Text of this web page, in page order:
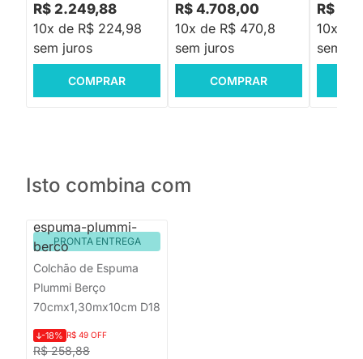
R$ 2.249,88
10x de R$ 224,98
sem juros
COMPRAR
R$ 4.708,00
10x de R$ 470,8
sem juros
COMPRAR
R$
10x de
sem
Isto combina com
PRONTA ENTREGA
Colchão de Espuma
Plummi Berço
70cmx1,30mx10cm D18
R$ 258,88
-18% R$ 49 OFF